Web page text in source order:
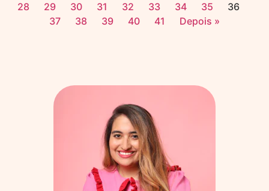
28
29 30 31 32 33 34 35
36
37
38 39 40 41 Depois »